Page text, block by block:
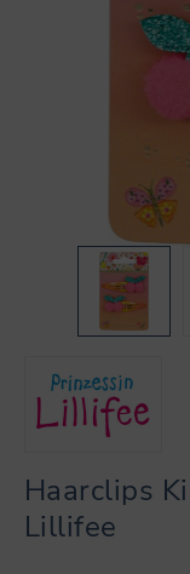
Haarclips
Lillifee